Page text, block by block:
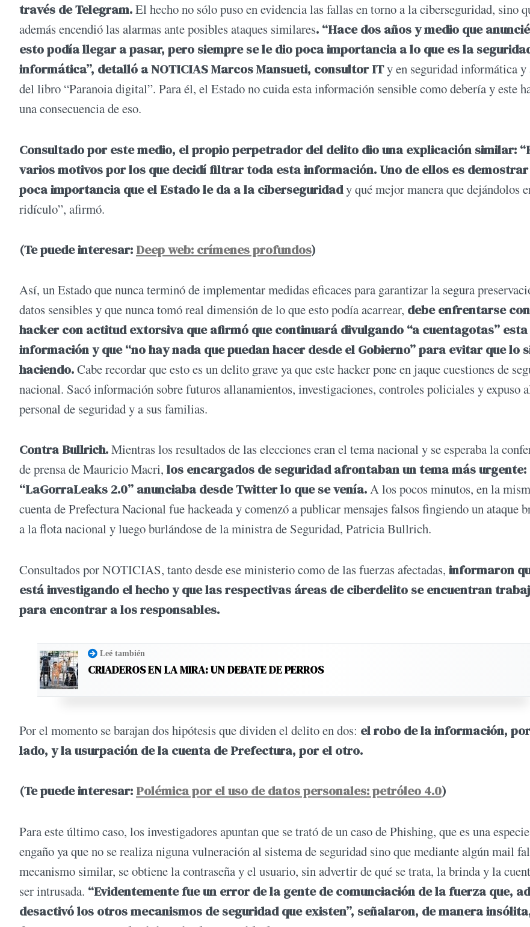
través de Telegram.El hecho no sólo puso en evidencia las fallas en torno a la ciberseguridad, sino
además encendió las alarmas ante posibles ataques similares. “Hace dos años y medio que
esto podía llegar a pasar, pero siempre se le dio poca importancia a lo que es la
informática”, detalló a NOTICIAS Marcos Mansueti, consultor ITy en seguridad informática y
del libro “Paranoia digital”. Para él, el Estado no cuida esta información sensible como debería y este
una consecuencia de eso.
Consultado por este medio, el propio perpetrador del delito dio una explicación similar:
varios motivos por los que decidí filtrar toda esta información. Uno de ellos es
poca importancia que el Estado le da a la ciberseguridady qué mejor manera que dejándolos
ridículo”, afirmó.
(Te puede interesar: Deep web: crímenes profundos)
Así, un Estado que nunca terminó de implementar medidas eficaces para garantizar la segura
datos sensibles y que nunca tomó real dimensión de lo que esto podía acarrear, debe enfrentarse
hacker con actitud extorsiva que afirmó que continuará divulgando “a cuentagotas” esta
información y que “no hay nada que puedan hacer desde el Gobierno” para evitar que lo
haciendo.Cabe recordar que esto es un delito grave ya que este hacker pone en jaque cuestiones de
nacional. Sacó información sobre futuros allanamientos, investigaciones, controles policiales y expuso
personal de seguridad y a sus familias.
Contra Bullrich.Mientras los resultados de las elecciones eran el tema nacional y se esperaba la
de prensa de Mauricio Macri, los encargados de seguridad afrontaban un tema más urgente:
“LaGorraLeaks 2.0” anunciaba desde Twitter lo que se venía.A los pocos minutos, en la
cuenta de Prefectura Nacional fue hackeada y comenzó a publicar mensajes falsos fingiendo un ataque
a la flota nacional y luego burlándose de la ministra de Seguridad, Patricia Bullrich.
Consultados por NOTICIAS, tanto desde ese ministerio como de las fuerzas afectadas, informaron
está investigando el hecho y que las respectivas áreas de ciberdelito se encuentran
para encontrar a los responsables.
Leé también
CRIADEROS EN LA MIRA: UN DEBATE DE PERROS
Por el momento se barajan dos hipótesis que dividen el delito en dos: el robo de la información,
lado, y la usurpación de la cuenta de Prefectura, por el otro.
(Te puede interesar: Polémica por el uso de datos personales: petróleo 4.0)
Para este último caso, los investigadores apuntan que se trató de un caso de Phishing, que es una
engaño ya que no se realiza niguna vulneración al sistema de seguridad sino que mediante algún mail
mecanismo similar, se obtiene la contraseña y el usuario, sin advertir de qué se trata, la brinda y la
ser intrusada. “Evidentemente fue un error de la gente de comunciación de la fuerza que,
desactivó los otros mecanismos de seguridad que existen”, señalaron, de manera